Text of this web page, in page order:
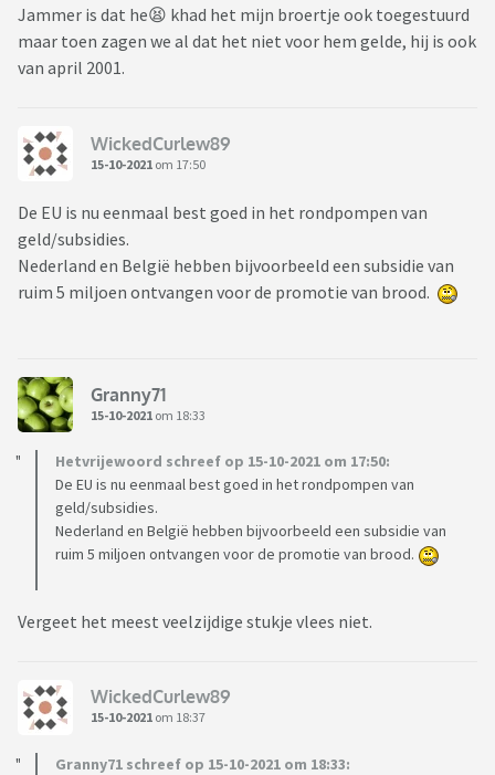
Jammer is dat he😫 khad het mijn broertje ook toegestuurd
maar toen zagen we al dat het niet voor hem gelde, hij is ook
van april 2001.
WickedCurlew89
15-10-2021 om 17:50
De EU is nu eenmaal best goed in het rondpompen van
geld/subsidies.
Nederland en België hebben bijvoorbeeld een subsidie van
ruim 5 miljoen ontvangen voor de promotie van brood.
Granny71
15-10-2021 om 18:33
Hetvrijewoord schreef op 15-10-2021 om 17:50:
De EU is nu eenmaal best goed in het rondpompen van
geld/subsidies.
Nederland en België hebben bijvoorbeeld een subsidie van
ruim 5 miljoen ontvangen voor de promotie van brood.
Vergeet het meest veelzijdige stukje vlees niet.
WickedCurlew89
15-10-2021 om 18:37
Granny71 schreef op 15-10-2021 om 18:33: